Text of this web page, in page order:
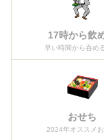
17時から飲
早い時間から呑め
おせち
2024年オススメ